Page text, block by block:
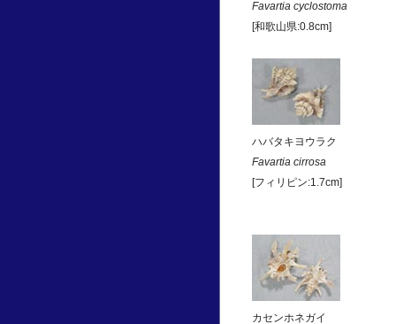
Favartia cyclostoma
[和歌山県:0.8cm]
ハバタキヨウラク
Favartia cirrosa
[フィリピン:1.7cm]
カセンホネガイ